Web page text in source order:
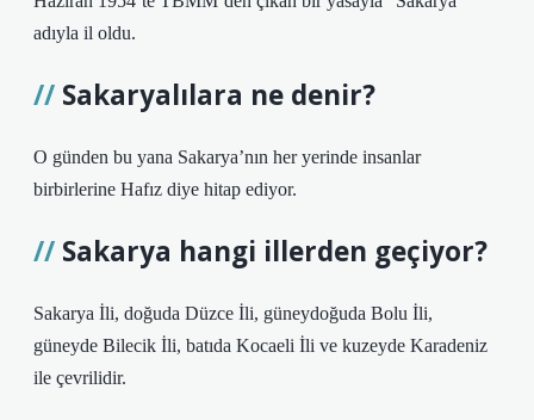
adıyla il oldu.
Sakaryalılara ne denir?
O günden bu yana Sakarya’nın her yerinde insanlar
birbirlerine Hafız diye hitap ediyor.
Sakarya hangi illerden geçiyor?
Sakarya İli, doğuda Düzce İli, güneydoğuda Bolu İli,
güneyde Bilecik İli, batıda Kocaeli İli ve kuzeyde Karadeniz
ile çevrilidir.